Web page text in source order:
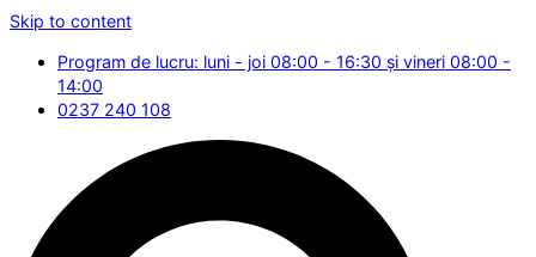
Skip to content
Program de lucru: luni - joi 08:00 - 16:30 și vineri 08:00 -
14:00
0237 240 108